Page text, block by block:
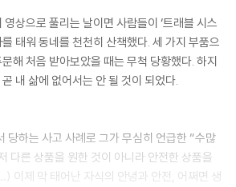
상으로 풀리는 날이면 사람들이 ‘트래블 시스
태워 동네를 천천히 산책했다. 세 가지 부품으
해 처음 받아보았을 때는 무척 당황했다. 하지
내 삶에 없어서는 안 될 것이 되었다.
당하는 사고 사례로 그가 무심히 언급한 “수많
다른 상품을 원한 것이 아니라 안전한 상품을
이제 막 태어난 자식의 안녕과 안전, 어쩌면 생